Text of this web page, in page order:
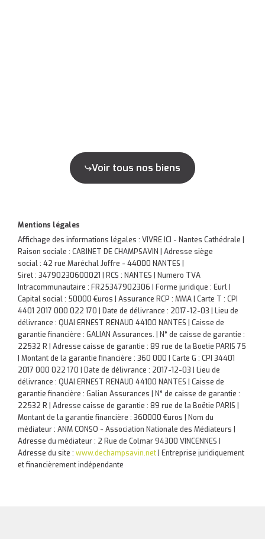
Voir tous nos biens
Mentions légales
Affichage des informations légales : VIVRE ICI - Nantes Cathédrale |
Raison sociale : CABINET DE CHAMPSAVIN | Adresse siège
social : 42 rue Maréchal Joffre - 44000 NANTES |
Siret : 34790230600021 | RCS : NANTES | Numero TVA
Intracommunautaire : FR25347902306 | Forme juridique : Eurl |
Capital social : 50000 €uros | Assurance RCP : MMA | Carte T : CPI
4401 2017 000 022 170 | Date de délivrance : 2017-12-03 | Lieu de
délivrance : QUAI ERNEST RENAUD 44100 NANTES | Caisse de
garantie financière : GALIAN Assurances. | N° de caisse de garantie :
22532 R | Adresse caisse de garantie : 89 rue de la Boetie PARIS 75
| Montant de la garantie financière : 360 000 | Carte G : CPI 34401
2017 000 022 170 | Date de délivrance : 2017-12-03 | Lieu de
délivrance : QUAI ERNEST RENAUD 44100 NANTES | Caisse de
garantie financière : Galian Assurances | N° de caisse de garantie :
22532 R | Adresse caisse de garantie : 89 rue de la Boëtie PARIS |
Montant de la garantie financière : 360000 €uros | Nom du
médiateur : ANM CONSO - Association Nationale des Médiateurs |
Adresse du médiateur : 2 Rue de Colmar 94300 VINCENNES |
Adresse du site : www.dechampsavin.net Entreprise juridiquement
et financièrement indépendante